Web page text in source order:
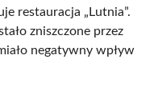
restauracja „Lutnia”.
zniszczone przez
negatywny wpływ